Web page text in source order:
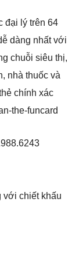
đại lý trên 64
dàng nhất với
chuỗi siêu thị,
nhà thuốc và
chính xác
the-funcard
với chiết khấu